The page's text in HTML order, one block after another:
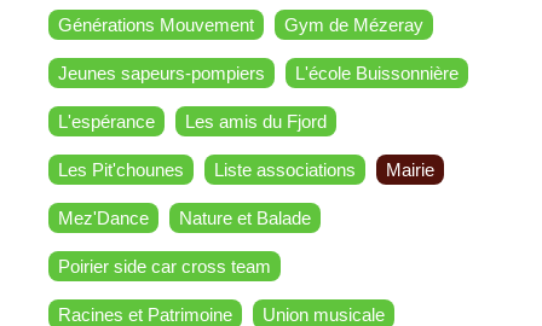
Générations Mouvement Gym de Mézeray
Jeunes sapeurs-pompiers L'école Buissonnière
L'espérance Les amis du Fjord
Les Pit'chounes Liste associations Mairie
Mez'Dance Nature et Balade
Poirier side car cross team
Racines et Patrimoine Union musicale